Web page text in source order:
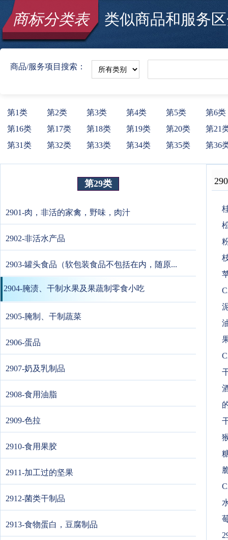
商标分类表类似商品和服务区
商品/服务项目搜索：
第1类 第2类 第3类 第4类 第5类
第6类
第16类
第17类 第18类 第19类 第20类
第21
第31类
第32类 第33类 第34类 第35类 第36
第29类
2901-肉，非活的家禽，野味，肉汁
2902-非活水产品
2903-罐头食品（软包装食品不包括在内，随原...
2904-腌渍、干制水果及果蔬制零食小吃
2905-腌制、干制蔬菜
2906-蛋品
2907-奶及乳制品
2908-食用油脂
2909-色拉
2910-食用果胶
2911-加工过的坚果
2912-菌类干制品
2913-食物蛋白，豆腐制品